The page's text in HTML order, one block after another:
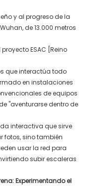
ESAC [Reino
que interactúa todo
en instalaciones
de equipos
"aventurarse dentro de
interactiva que sirve
fotos, sino también
usar la red para
subir escaleras
Experimentando el